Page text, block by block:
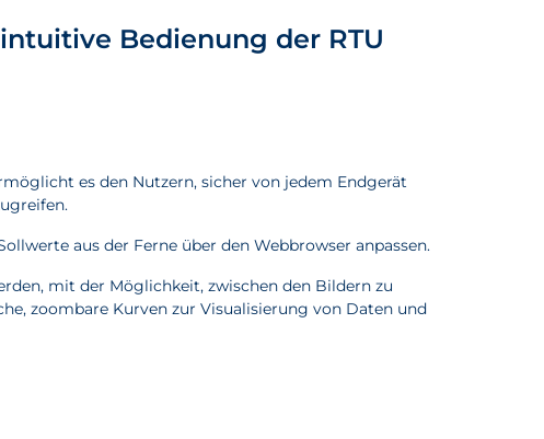
Bedienung der RTU
es den Nutzern, sicher von jedem Endgerät
aus der Ferne über den Webbrowser anpassen.
mit der Möglichkeit, zwischen den Bildern zu
zoombare Kurven zur Visualisierung von Daten und